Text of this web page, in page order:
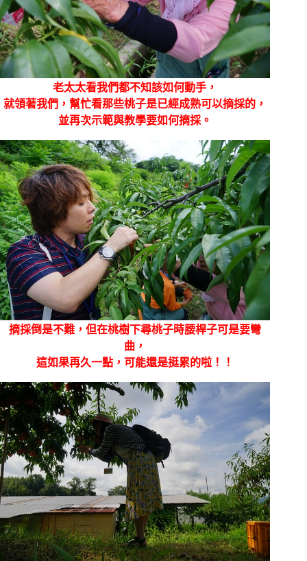
老太太看我們都不知該如何動手，
就領著我們，幫忙看那些桃子是已經成熟可以摘採的，
並再次示範與教學要如何摘採。
摘採倒是不難，但在桃樹下尋桃子時腰桿子可是要彎
曲，
這如果再久一點，可能還是挺累的啦！！